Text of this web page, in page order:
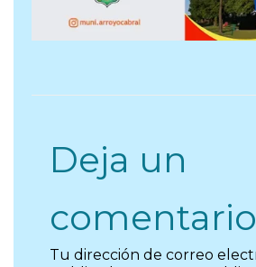
Deja un
comentario